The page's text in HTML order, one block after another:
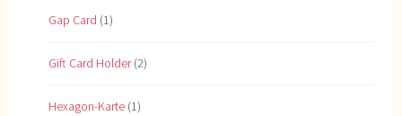
Gap Card (1)
Gift Card Holder(2)
Hexagon-Karte (1)